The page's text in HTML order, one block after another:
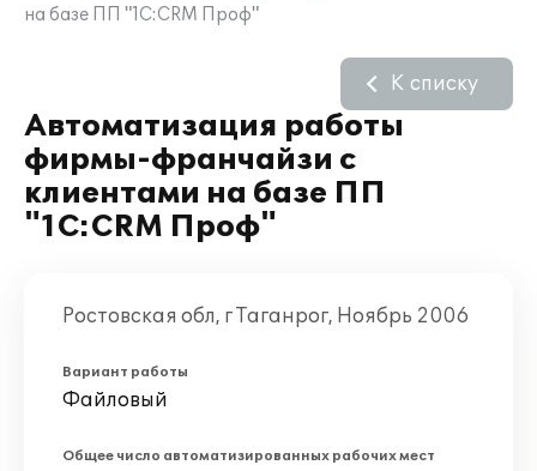
на базе ПП "1С:CRM Проф"
Автоматизация работы
фирмы-франчайзи с
клиентами на базе ПП
"1С:CRM Проф"
К списку
Ростовская обл, г Таганрог, Ноябрь 2006
Вариант работы
Файловый
Общее число автоматизированных рабочих мест